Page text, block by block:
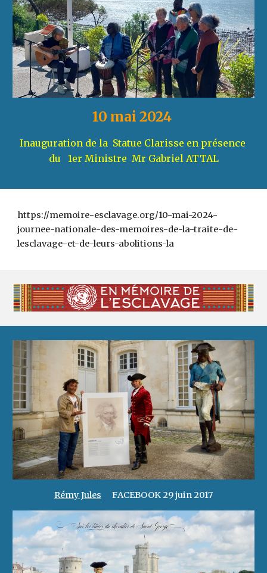
10 mai 2024
Inauguration de la Statue Clarisse en présence
du 1er Ministre Mr Gabriel ATTAL
https://memoire-esclavage.org/10-mai-2024-
journee-nationale-des-memoires-de-la-traite-de-
lesclavage-et-de-leurs-abolitions-la
Rémy Jules FACEBOOK 29 juin 2017